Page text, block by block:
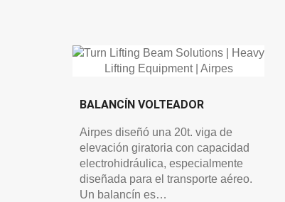
BALANCÍN VOLTEADOR
Airpes diseñó una 20t. viga de
elevación giratoria con capacidad
electrohidráulica, especialmente
diseñada para el transporte aéreo.
Un balancín es…